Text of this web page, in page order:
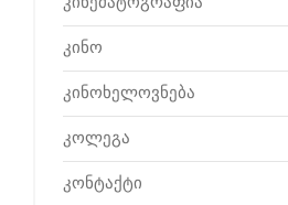
კინო
კინოხელოვნება
კოლეგა
კონტაქტი